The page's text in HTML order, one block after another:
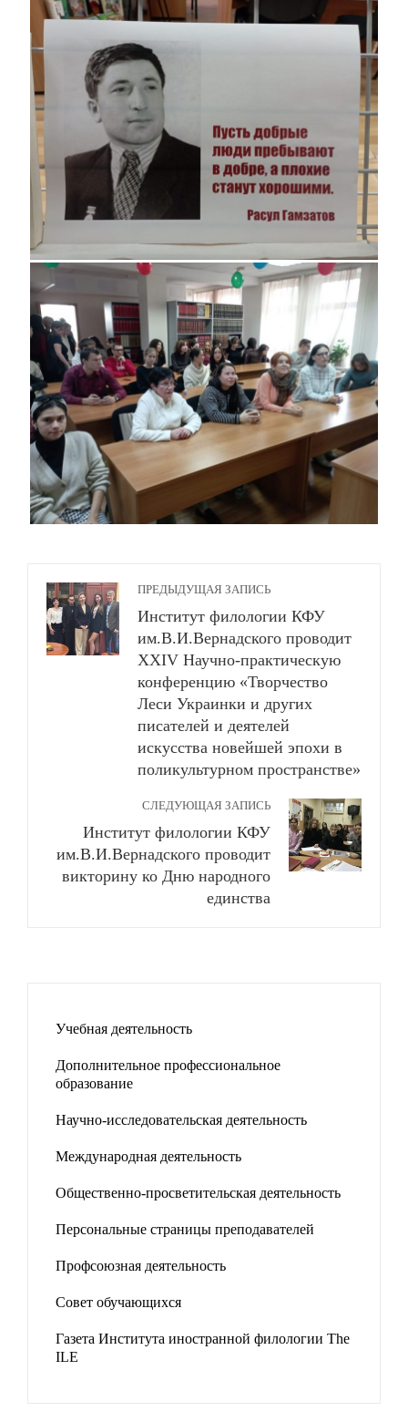
ПРЕДЫДУЩАЯ ЗАПИСЬ
Институт филологии КФУ
им.В.И.Вернадского проводит
XXIV Научно-практическую
конференцию «Творчество
Леси Украинки и других
писателей и деятелей
искусства новейшей эпохи в
поликультурном пространстве»
СЛЕДУЮЩАЯ ЗАПИСЬ
Институт филологии КФУ
им.В.И.Вернадского проводит
викторину ко Дню народного
единства
Учебная деятельность
Дополнительное профессиональное
образование
Научно-исследовательская деятельность
Международная деятельность
Общественно-просветительская деятельность
Персональные страницы преподавателей
Профсоюзная деятельность
Совет обучающихся
Газета Института иностранной филологии The
ILE